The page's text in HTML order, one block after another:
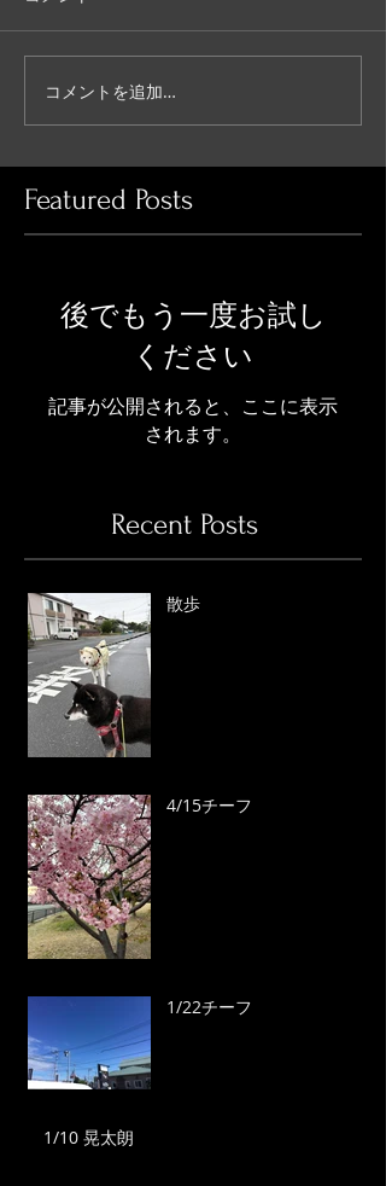
コメントを追加…
Featured Posts
後でもう一度お試し
ください
記事が公開されると、ここに表示
されます。
Recent Posts
散歩
4/15チーフ
1/22チーフ
1/10 晃太朗